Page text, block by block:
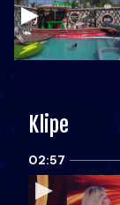
Klipe
02:57